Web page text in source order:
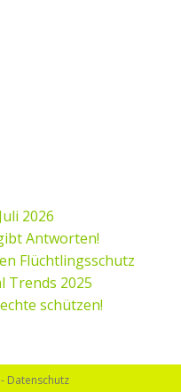
2026
Antworten!
Flüchtlingsschutz
Trends 2025
schützen!
- Datenschutz